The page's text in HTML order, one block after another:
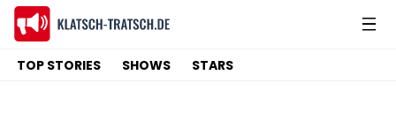
TOP STORIES SHOWS STARS